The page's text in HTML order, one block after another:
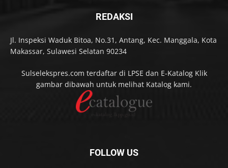
REDAKSI
Jl. Inspeksi Waduk Bitoa, No.31, Antang, Kec. Manggala, Kota
Makassar, Sulawesi Selatan 90234
Sulselekspres.com terdaftar di LPSE dan E-Katalog Klik
gambar dibawah untuk melihat Katalog kami.
FOLLOW US